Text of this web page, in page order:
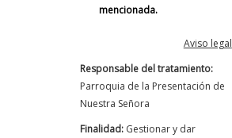
mencionada.
Aviso legal
Responsable del tratamiento:
Parroquia de la Presentación de
Nuestra Señora
Finalidad:Gestionar y dar